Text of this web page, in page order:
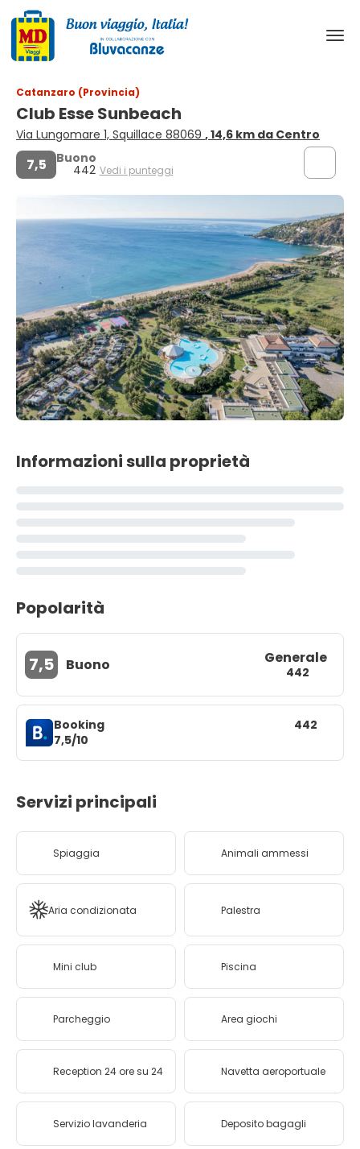
Catanzaro (Provincia)
Club Esse Sunbeach
Via Lungomare 1, Squillace 88069 , 14,6 km da Centro
7,5 Buono
442 Vedi i punteggi
Informazioni sulla proprietà
Popolarità
7,5 Buono Generale
442
Booking
7,5/10
442
Servizi principali
Spiaggia Animali ammessi
Aria condizionata Palestra
Mini club Piscina
Parcheggio Area giochi
Reception 24 ore su 24 Navetta aeroportuale
Servizio lavanderia Deposito bagagli